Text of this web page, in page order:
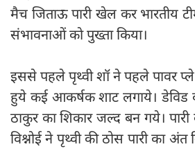
मैच जिताऊ पारी खेल कर भारतीय
संभावनाओं काे पुख्ता किया।
इससे पहले पृथ्वी शॉ ने पहले पावर
हुये कई आकर्षक शाट लगाये। डेविड
ठाकुर का शिकार जल्द बन गये।
विश्नोई ने पृथ्वी की ठोस पारी का